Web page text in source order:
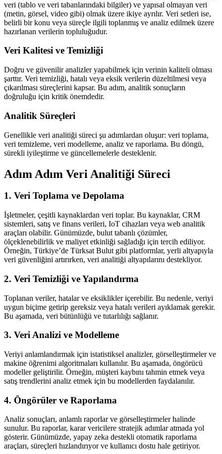
veri (tablo ve veri tabanlarındaki bilgiler) ve yapısal olmayan veri
(metin, görsel, video gibi) olmak üzere ikiye ayrılır. Veri setleri ise,
belirli bir konu veya süreçle ilgili toplanmış ve analiz edilmek üzere
hazırlanan verilerin topluluğudur.
Veri Kalitesi ve Temizliği
Doğru ve güvenilir analizler yapabilmek için verinin kaliteli olması
şarttır. Veri temizliği, hatalı veya eksik verilerin düzeltilmesi veya
çıkarılması süreçlerini kapsar. Bu adım, analitik sonuçların
doğruluğu için kritik önemdedir.
Analitik Süreçleri
Genellikle veri analitiği süreci şu adımlardan oluşur: veri toplama,
veri temizleme, veri modelleme, analiz ve raporlama. Bu döngü,
sürekli iyileştirme ve güncellemelerle desteklenir.
Adım Adım Veri Analitiği Süreci
1. Veri Toplama ve Depolama
İşletmeler, çeşitli kaynaklardan veri toplar. Bu kaynaklar, CRM
sistemleri, satış ve finans verileri, IoT cihazları veya web analitik
araçları olabilir. Günümüzde, bulut tabanlı çözümler,
ölçeklenebilirlik ve maliyet etkinliği sağladığı için tercih ediliyor.
Örneğin, Türkiye’de Türksat Bulut gibi platformlar, yerli altyapıyla
veri güvenliğini artırırken, veri analitiği altyapılarını destekliyor.
2. Veri Temizliği ve Yapılandırma
Toplanan veriler, hatalar ve eksiklikler içerebilir. Bu nedenle, veriyi
uygun biçime getirip gereksiz veya hatalı verileri ayıklamak gerekir.
Bu aşamada, veri bütünlüğü ve tutarlılığı sağlanır.
3. Veri Analizi ve Modelleme
Veriyi anlamlandırmak için istatistiksel analizler, görselleştirmeler ve
makine öğrenimi algoritmaları kullanılır. Bu aşamada, öngörücü
modeller geliştirilir. Örneğin, müşteri kaybını tahmin etmek veya
satış trendlerini analiz etmek için bu modellerden faydalanılır.
4. Öngörüler ve Raporlama
Analiz sonuçları, anlamlı raporlar ve görselleştirmeler halinde
sunulur. Bu raporlar, karar vericilere stratejik adımlar atmada yol
gösterir. Günümüzde, yapay zeka destekli otomatik raporlama
araçları, süreçleri hızlandırıyor ve kullanıcı dostu hale getiriyor.